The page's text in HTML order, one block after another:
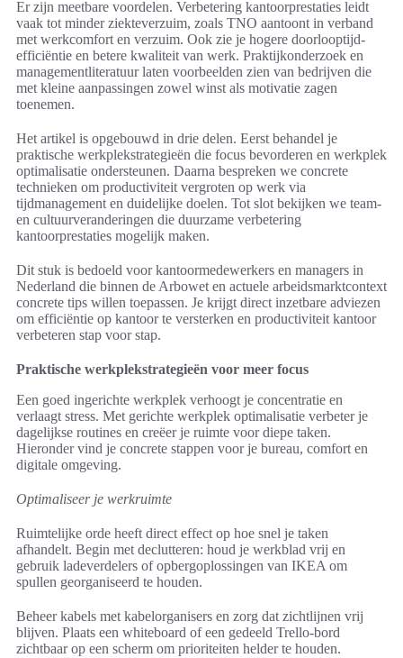
Er zijn meetbare voordelen. Verbetering kantoorprestaties leidt
vaak tot minder ziekteverzuim, zoals TNO aantoont in verband
met werkcomfort en verzuim. Ook zie je hogere doorlooptijd-
efficiëntie en betere kwaliteit van werk. Praktijkonderzoek en
managementliteratuur laten voorbeelden zien van bedrijven die
met kleine aanpassingen zowel winst als motivatie zagen
toenemen.
Het artikel is opgebouwd in drie delen. Eerst behandel je
praktische werkplekstrategieën die focus bevorderen en werkplek
optimalisatie ondersteunen. Daarna bespreken we concrete
technieken om productiviteit vergroten op werk via
tijdmanagement en duidelijke doelen. Tot slot bekijken we team-
en cultuurveranderingen die duurzame verbetering
kantoorprestaties mogelijk maken.
Dit stuk is bedoeld voor kantoormedewerkers en managers in
Nederland die binnen de Arbowet en actuele arbeidsmarktcontext
concrete tips willen toepassen. Je krijgt direct inzetbare adviezen
om efficiëntie op kantoor te versterken en productiviteit kantoor
verbeteren stap voor stap.
Praktische werkplekstrategieën voor meer focus
Een goed ingerichte werkplek verhoogt je concentratie en
verlaagt stress. Met gerichte werkplek optimalisatie verbeter je
dagelijkse routines en creëer je ruimte voor diepe taken.
Hieronder vind je concrete stappen voor je bureau, comfort en
digitale omgeving.
Optimaliseer je werkruimte
Ruimtelijke orde heeft direct effect op hoe snel je taken
afhandelt. Begin met declutteren: houd je werkblad vrij en
gebruik ladeverdelers of opbergoplossingen van IKEA om
spullen georganiseerd te houden.
Beheer kabels met kabelorganisers en zorg dat zichtlijnen vrij
blijven. Plaats een whiteboard of een gedeeld Trello-bord
zichtbaar op een scherm om prioriteiten helder te houden.